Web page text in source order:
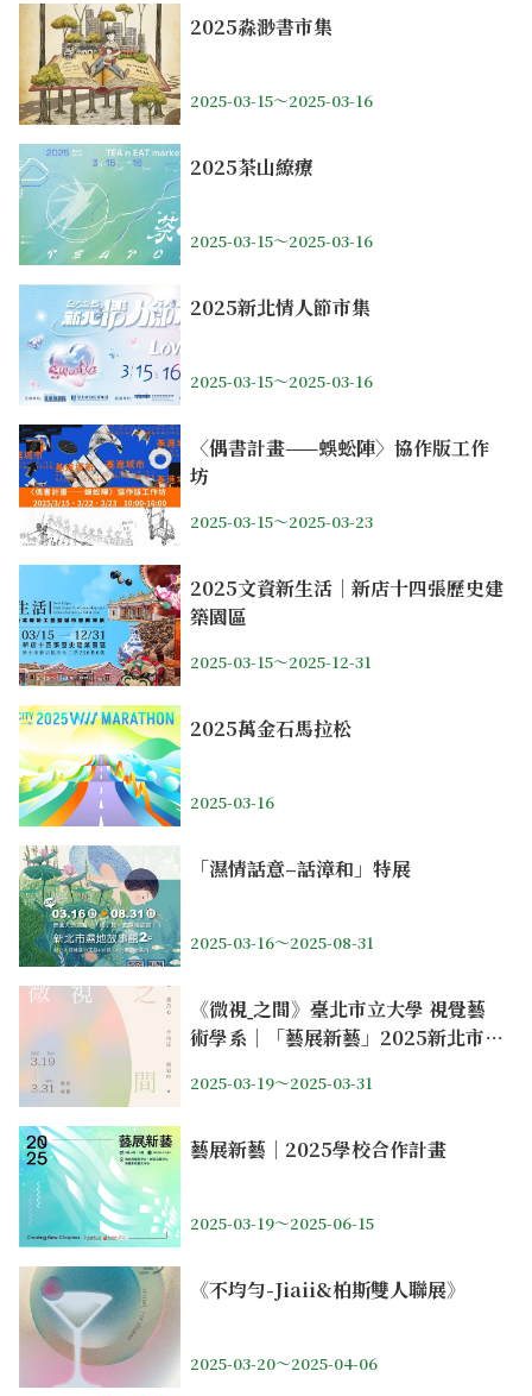
2025淼渺書市集
2025-03-15～2025-03-16
2025茶山繚療
2025-03-15～2025-03-16
2025新北情人節市集
2025-03-15～2025-03-16
〈偶書計畫——蜈蚣陣〉協作版工作
坊
2025-03-15～2025-03-23
2025文資新生活｜新店十四張歷史建
築園區
2025-03-15～2025-12-31
2025萬金石馬拉松
2025-03-16
「濕情話意–話漳和」特展
2025-03-16～2025-08-31
《微視ˍ之間》臺北市立大學 視覺藝
術學系｜「藝展新藝」2025新北市學
2025-03-19～2025-03-31
藝展新藝｜2025學校合作計畫
2025-03-19～2025-06-15
《不均勻-Jiaii&柏斯雙人聯展》
2025-03-20～2025-04-06